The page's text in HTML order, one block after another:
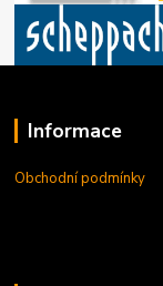
Informace
Obchodní podmínky